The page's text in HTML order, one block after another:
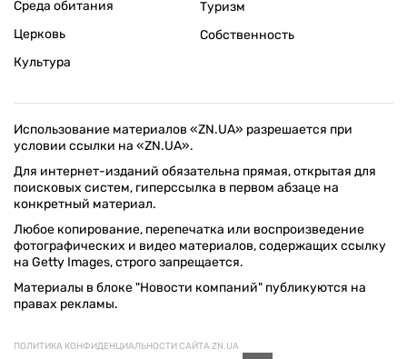
Среда обитания
Церковь
Культура
Туризм
Собственность
Использование материалов «ZN.UA» разрешается при
условии ссылки на «ZN.UA».
Для интернет-изданий обязательна прямая, открытая для
поисковых систем, гиперссылка в первом абзаце на
конкретный материал.
Любое копирование, перепечатка или воспроизведение
фотографических и видео материалов, содержащих ссылку
на Getty Images, строго запрещается.
Материалы в блоке "Новости компаний" публикуются на
правах рекламы.
ПОЛИТИКА КОНФИДЕНЦИАЛЬНОСТИ САЙТА ZN.UA